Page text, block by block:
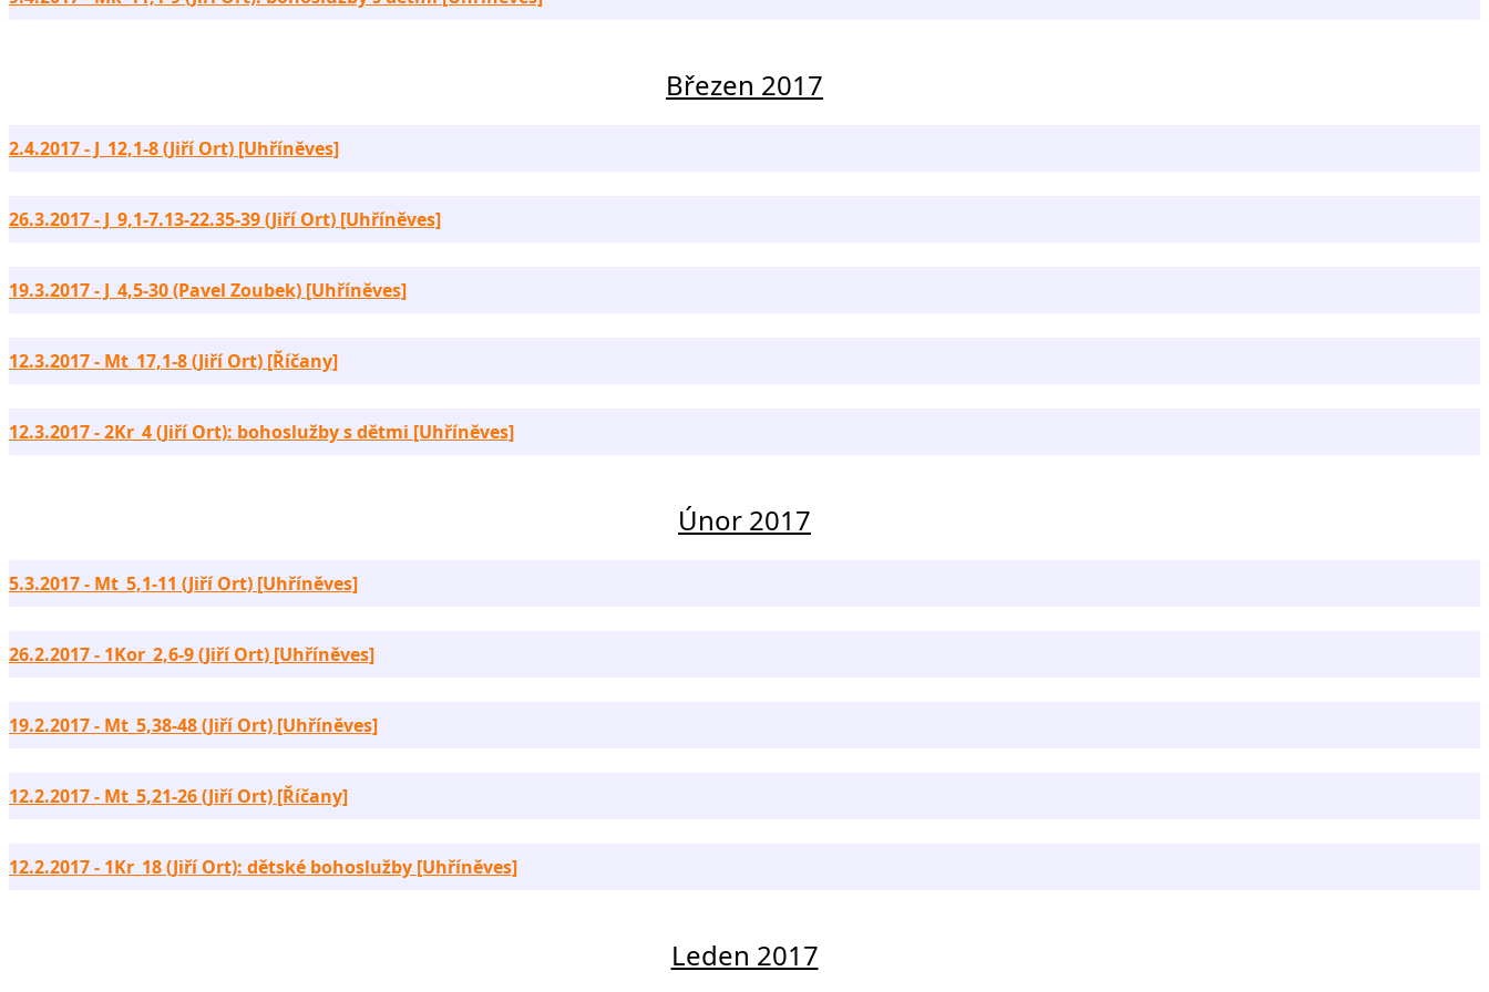
Březen 2017
2.4.2017 - J_12,1-8 (Jiří Ort) [Uhříněves]
26.3.2017 - J_9,1-7.13-22.35-39 (Jiří Ort) [Uhříněves]
19.3.2017 - J_4,5-30 (Pavel Zoubek) [Uhříněves]
12.3.2017 - Mt_17,1-8 (Jiří Ort) [Říčany]
12.3.2017 - 2Kr_4 (Jiří Ort): bohoslužby s dětmi [Uhříněves]
Únor 2017
5.3.2017 - Mt_5,1-11 (Jiří Ort) [Uhříněves]
26.2.2017 - 1Kor_2,6-9 (Jiří Ort) [Uhříněves]
19.2.2017 - Mt_5,38-48 (Jiří Ort) [Uhříněves]
12.2.2017 - Mt_5,21-26 (Jiří Ort) [Říčany]
12.2.2017 - 1Kr_18 (Jiří Ort): dětské bohoslužby [Uhříněves]
Leden 2017